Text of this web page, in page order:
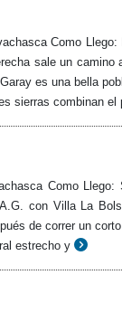
Como
sale un
es una bella
sierras combinan el
Como
con Villa La
de correr un
estrecho y